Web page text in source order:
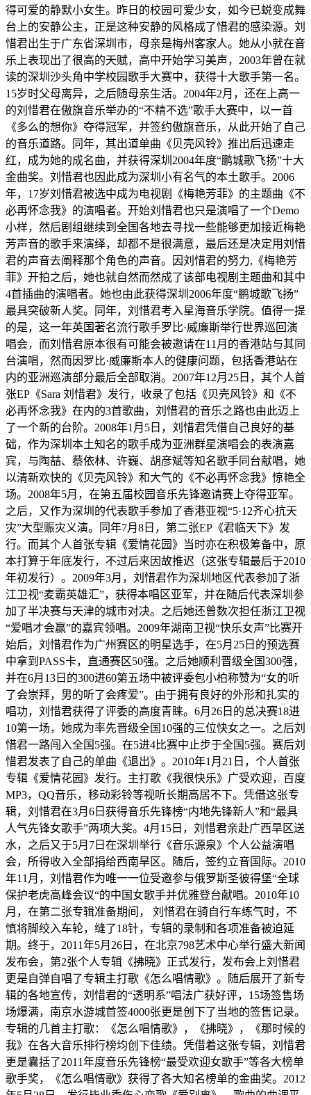
得可爱的静默小女生。昨日的校园可爱少女，如今已蜕变成舞
台上的安静公主，正是这种安静的风格成了惜君的感染源。刘
惜君出生于广东省深圳市，母亲是梅州客家人。她从小就在音
乐上表现出了很高的天赋，高中开始学习美声，2003年曾在就
读的深圳沙头角中学校园歌手大赛中，获得十大歌手第一名。
15岁时父母离异，之后随母亲生活。2004年2月，还在上高一
的刘惜君在傲旗音乐举办的“不精不选”歌手大赛中，以一首
《多么的想你》夺得冠军，并签约傲旗音乐，从此开始了自己
的音乐道路。同年，其出道单曲《贝壳风铃》推出后迅速走
红，成为她的成名曲，并获得深圳2004年度“鹏城歌飞扬”十大
金曲奖。刘惜君也因此成为深圳小有名气的本土歌手。2006
年，17岁刘惜君被选中成为电视剧《梅艳芳菲》的主题曲《不
必再怀念我》的演唱者。开始刘惜君也只是演唱了一个Demo
小样，然后剧组继续到全国各地去寻找一些能够更加接近梅艳
芳声音的歌手来演绎，却都不是很满意，最后还是决定用刘惜
君的声音去阐释那个角色的声音。因刘惜君的努力,《梅艳芳
菲》开拍之后，她也就自然而然成了该部电视剧主题曲和其中
4首插曲的演唱者。她也由此获得深圳2006年度“鹏城歌飞扬”
最具突破新人奖。同年，刘惜君考入星海音乐学院。值得一提
的是，这一年英国著名流行歌手罗比·威廉斯举行世界巡回演
唱会，而刘惜君原本很有可能会被邀请在11月的香港站与其同
台演唱，然而因罗比·威廉斯本人的健康问题，包括香港站在
内的亚洲巡演部分最后全部取消。2007年12月25日，其个人首
张EP《Sara 刘惜君》发行，收录了包括《贝壳风铃》和《不
必再怀念我》在内的3首歌曲，刘惜君的音乐之路也由此迈上
了一个新的台阶。2008年1月5日，刘惜君凭借自己良好的基
础，作为深圳本土知名的歌手成为亚洲群星演唱会的表演嘉
宾，与陶喆、蔡依林、许巍、胡彦斌等知名歌手同台献唱，她
以清新欢快的《贝壳风铃》和大气的《不必再怀念我》惊艳全
场。2008年5月，在第五届校园音乐先锋邀请赛上夺得亚军。
之后，又作为深圳的代表歌手参加了香港亚视“5·12齐心抗天
灾”大型赈灾义演。同年7月8日，第二张EP《君临天下》发
行。而其个人首张专辑《爱情花园》当时亦在积极筹备中，原
本打算于年底发行，不过后来因故推迟（这张专辑最后于2010
年初发行）。2009年3月，刘惜君作为深圳地区代表参加了浙
江卫视“麦霸英雄汇”，获得本唱区亚军，并在随后代表深圳参
加了半决赛与天津的城市对决。之后她还曾数次担任浙江卫视
“爱唱才会赢”的嘉宾领唱。2009年湖南卫视“快乐女声”比赛开
始后，刘惜君作为广州赛区的明星选手，在5月25日的预选赛
中拿到PASS卡，直通赛区50强。之后她顺利晋级全国300强，
并在6月13日的300进60第五场中被评委包小柏称赞为“女的听
了会崇拜，男的听了会疼爱”。由于拥有良好的外形和扎实的
唱功，刘惜君获得了评委的高度青睐。6月26日的总决赛18进
10第一场，她成为率先晋级全国10强的三位快女之一。之后刘
惜君一路闯入全国5强。在5进4比赛中止步于全国5强。赛后刘
惜君发表了自己的单曲《退出》。2010年1月21日，个人首张
专辑《爱情花园》发行。主打歌《我很快乐》广受欢迎，百度
MP3，QQ音乐，移动彩铃等视听长期高居不下。凭借这张专
辑，刘惜君在3月6日获得音乐先锋榜“内地先锋新人”和“最具
人气先锋女歌手”两项大奖。4月15日，刘惜君亲赴广西旱区送
水，之后又于5月7日在深圳举行《音乐源泉》个人公益演唱
会，所得收入全部捐给西南旱区。随后，签约立音国际。2010
年11月，刘惜君作为唯一一位受邀参与俄罗斯圣彼得堡“全球
保护老虎高峰会议“的中国女歌手并优雅登台献唱。2010年10
月，在第二张专辑准备期间， 刘惜君在骑自行车练气时，不
慎将脚绞入车轮，缝了18针，专辑的录制和各项准备被迫延
期。终于，2011年5月26日，在北京798艺术中心举行盛大新闻
发布会，第2张个人专辑《拂晓》正式发行，发布会上刘惜君
更是自弹自唱了专辑主打歌《怎么唱情歌》。随后展开了新专
辑的各地宣传，刘惜君的“透明系”唱法广获好评，15场签售场
场爆满，南京水游城首签4000张更是创下了当地的签售记录。
专辑的几首主打歌：《怎么唱情歌》，《拂晓》，《那时候的
我》在各大音乐排行榜均创下佳绩。凭借着这张专辑，刘惜君
更是囊括了2011年度音乐先锋榜“最受欢迎女歌手”等各大榜单
歌手奖，《怎么唱情歌》获得了各大知名榜单的金曲奖。2012